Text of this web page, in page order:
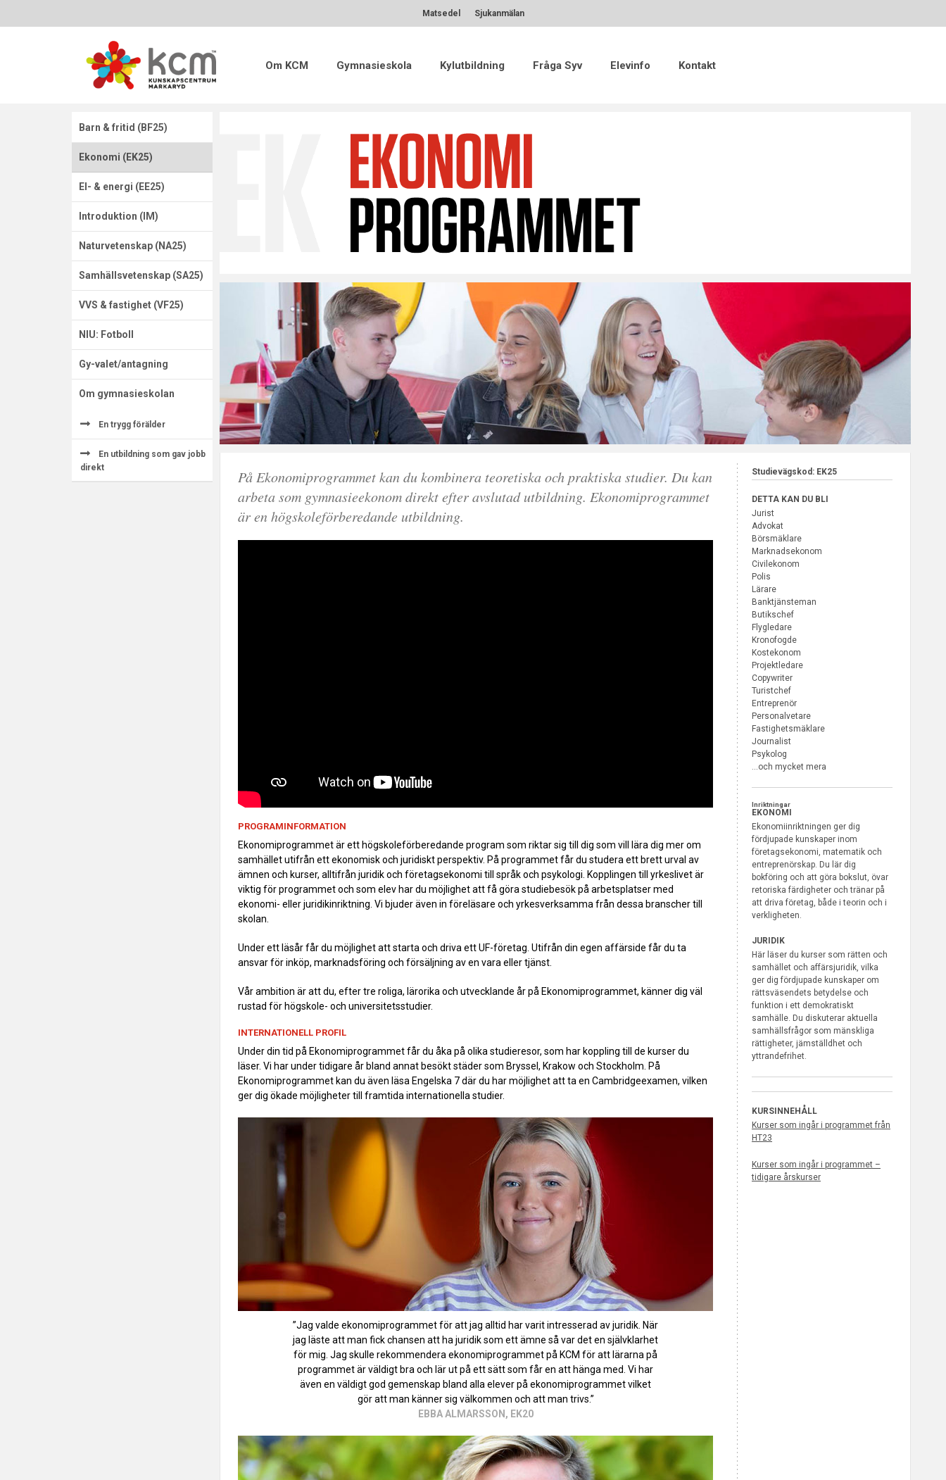
Matsedel Sjukanmälan
Om KCM Gymnasieskola Kylutbildning Fråga Syv Elevinfo Kontakt
Barn & fritid (BF25)
Ekonomi (EK25)
El- & energi (EE25)
Introduktion (IM)
Naturvetenskap (NA25)
Samhällsvetenskap (SA25)
VVS & fastighet (VF25)
NIU: Fotboll
Gy-valet/antagning
Om gymnasieskolan
En trygg förälder
En utbildning som gav jobb
direkt
På Ekonomiprogrammet kan du kombinera teoretiska och praktiska studier. Du kan
arbeta som gymnasieekonom direkt efter avslutad utbildning. Ekonomiprogrammet
är en högskoleförberedande utbildning.
PROGRAMINFORMATION
Ekonomiprogrammet är ett högskoleförberedande program som riktar sig till dig som vill lära dig mer om
samhället utifrån ett ekonomisk och juridiskt perspektiv. På programmet får du studera ett brett urval av
ämnen och kurser, alltifrån juridik och företagsekonomi till språk och psykologi. Kopplingen till yrkeslivet är
viktig för programmet och som elev har du möjlighet att få göra studiebesök på arbetsplatser med
ekonomi- eller juridikinriktning. Vi bjuder även in föreläsare och yrkesverksamma från dessa branscher till
skolan.
Under ett läsår får du möjlighet att starta och driva ett UF-företag. Utifrån din egen affärside får du ta
ansvar för inköp, marknadsföring och försäljning av en vara eller tjänst.
Vår ambition är att du, efter tre roliga, lärorika och utvecklande år på Ekonomiprogrammet, känner dig väl
rustad för högskole- och universitetsstudier.
INTERNATIONELL PROFIL
Under din tid på Ekonomiprogrammet får du åka på olika studieresor, som har koppling till de kurser du
läser. Vi har under tidigare år bland annat besökt städer som Bryssel, Krakow och Stockholm. På
Ekonomiprogrammet kan du även läsa Engelska 7 där du har möjlighet att ta en Cambridgeexamen, vilken
ger dig ökade möjligheter till framtida internationella studier.
”Jag valde ekonomiprogrammet för att jag alltid har varit intresserad av juridik. När
jag läste att man fick chansen att ha juridik som ett ämne så var det en självklarhet
för mig. Jag skulle rekommendera ekonomiprogrammet på KCM för att lärarna på
programmet är väldigt bra och lär ut på ett sätt som får en att hänga med. Vi har
även en väldigt god gemenskap bland alla elever på ekonomiprogrammet vilket
gör att man känner sig välkommen och att man trivs.”
EBBA ALMARSSON, EK20
Studievägskod: EK25
DETTA KAN DU BLI
Jurist
Advokat
Börsmäklare
Marknadsekonom
Civilekonom
Polis
Lärare
Banktjänsteman
Butikschef
Flygledare
Kronofogde
Kostekonom
Projektledare
Copywriter
Turistchef
Entreprenör
Personalvetare
Fastighetsmäklare
Journalist
Psykolog
…och mycket mera
Inriktningar
EKONOMI
Ekonomiinriktningen ger dig
fördjupade kunskaper inom
företagsekonomi, matematik och
entreprenörskap. Du lär dig
bokföring och att göra bokslut, övar
retoriska färdigheter och tränar på
att driva företag, både i teorin och i
verkligheten.
JURIDIK
Här läser du kurser som rätten och
samhället och affärsjuridik, vilka
ger dig fördjupade kunskaper om
rättsväsendets betydelse och
funktion i ett demokratiskt
samhälle. Du diskuterar aktuella
samhällsfrågor som mänskliga
rättigheter, jämställdhet och
yttrandefrihet.
KURSINNEHÅLL
Kurser som ingår i programmet från
HT23
Kurser som ingår i programmet –
tidigare årskurser